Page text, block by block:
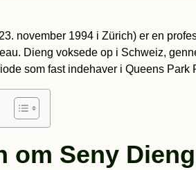
november 1994 i Zürich) er en
Dieng voksede op i Schweiz,
som fast indehaver i Queens
om Seny Dieng